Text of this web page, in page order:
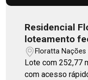
Residencial
loteamento
Floratta Nações
Lote com 252,77
com acesso